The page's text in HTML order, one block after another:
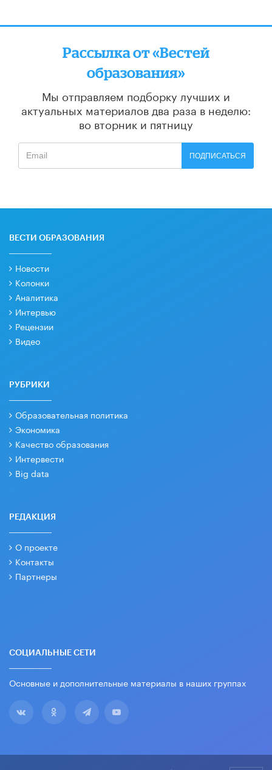
Рассылка от «Вестей
образования»
Мы отправляем подборку лучших и
актуальных материалов два раза в неделю:
во вторник и пятницу
ПОДПИСАТЬСЯ
ВЕСТИ ОБРАЗОВАНИЯ
Новости
Колонки
Аналитика
Интервью
Рецензии
Видео
РУБРИКИ
Образовательная политика
Экономика
Качество образования
Интервести
Big data
РЕДАКЦИЯ
О проекте
Контакты
Партнеры
СОЦИАЛЬНЫЕ СЕТИ
Основные и дополнительные материалы в наших группах